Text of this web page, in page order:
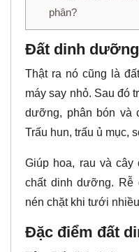
phân?
Đất dinh
Thật ra nó cũng là
máy say nhỏ. Sau đó
dưỡng, phân bón và
Trấu hun, trấu ủ
Giúp hoa, rau và cây
chất dinh dưỡng. Rễ
nén chặt khi tưới
Đặc điểm đất